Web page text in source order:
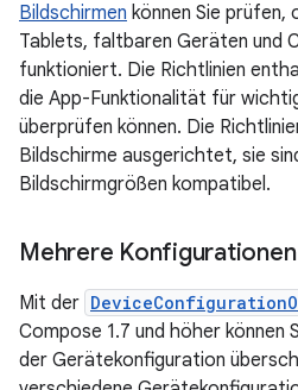
Bildschirmen können Sie
Tablets, faltbaren Geräten und
funktioniert. Die Richtlinien
die App-Funktionalität für
überprüfen können. Die
Bildschirme ausgerichtet, sie
Bildschirmgrößen kompatibel.
Mehrere Konfigurationen
Mit der
Compose 1.7 und höher können
der Gerätekonfiguration